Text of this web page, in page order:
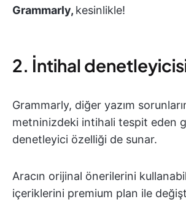
Grammarly, kesinlikle!
2. İntihal
Grammarly, diğer yazım
metninizdeki intihali tespit eden
denetleyici özelliği de sunar.
Aracın orijinal önerilerini
içeriklerini premium plan ile